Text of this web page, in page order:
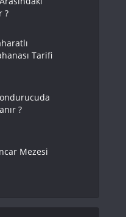
?
Tarifi
?
Mezesi